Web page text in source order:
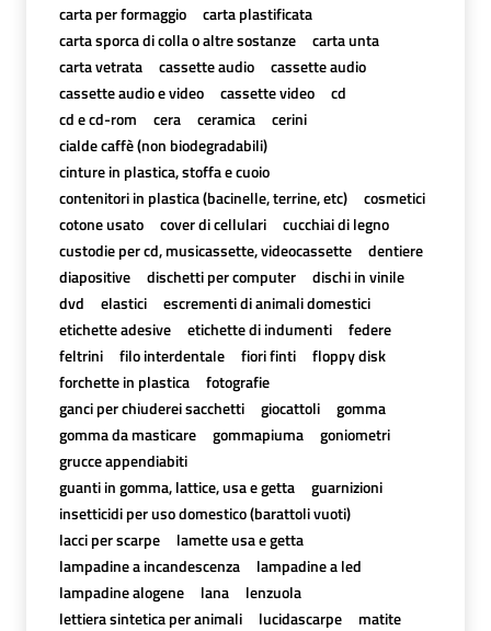
carta per formaggio
carta plastificata
carta sporca di colla o altre sostanze
carta unta
carta vetrata
cassette audio
cassette audio
cassette audio e video
cassette video
cd
cd e cd-rom
cera ceramica
cerini
cialde caffè (non biodegradabili)
cinture in plastica, stoffa e cuoio
contenitori in plastica (bacinelle, terrine, etc)
cosmetici
cotone usato
cover di cellulari
cucchiai di legno
custodie per cd, musicassette, videocassette
dentiere
diapositive
dischetti per computer
dischi in vinile
dvd
elastici
escrementi di animali domestici
etichette adesive
etichette di indumenti
federe
feltrini
filo interdentale fiori finti
floppy disk
forchette in plastica
fotografie
ganci per chiuderei sacchetti
giocattoli
gomma
gomma da masticare
gommapiuma
goniometri
grucce appendiabiti
guanti in gomma, lattice, usa e getta
guarnizioni
insetticidi per uso domestico (barattoli vuoti)
lacci per scarpe
lamette usa e getta
lampadine a incandescenza
lampadine a led
lampadine alogene
lana
lenzuola
lettiera sintetica per animali
lucidascarpe
matite